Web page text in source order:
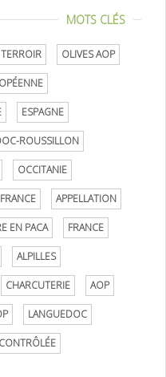
MOTS CLÉS
TERROIR OLIVES AOP
ESPAGNE
ROUSSILLON
OCCITANIE
APPELLATION
EN PACA FRANCE
ALPILLES
CHARCUTERIE AOP
LANGUEDOC